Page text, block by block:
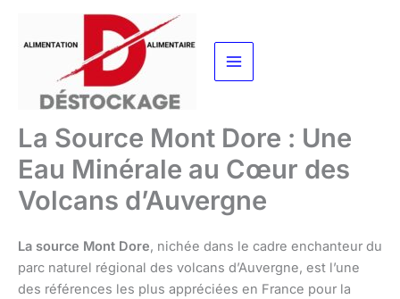
contenu
La Source Mont Dore : Une
Eau Minérale au Cœur des
Volcans d’Auvergne
La source Mont Dore, nichée dans le cadre enchanteur du
parc naturel régional des volcans d’Auvergne, est l’une
des références les plus appréciées en France pour la